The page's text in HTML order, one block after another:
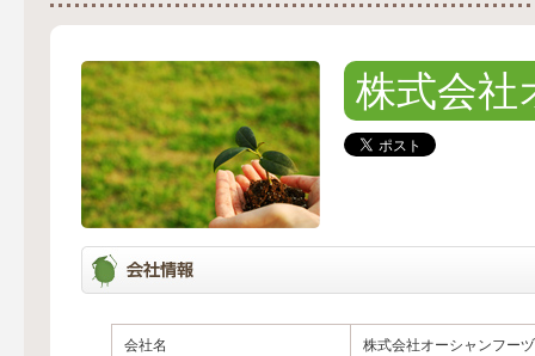
株式会社
会社名 株式会社オーシャンフーヅ